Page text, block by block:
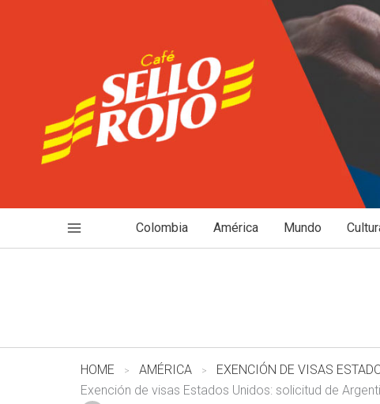
Colombia América Mundo
HOME AMÉRICA
Exención de visas Estados Unidos: solicitud de